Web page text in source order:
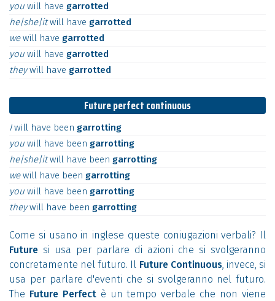
you will have garrotted
he|she|itwill have garrotted
wewill have garrotted
you will have garrotted
theywill have garrotted
Future perfect continuous
Iwill have been garrotting
you will have been garrotting
he|she|itwill have been garrotting
wewill have been garrotting
you will have been garrotting
theywill have been garrotting
Come si usano in inglese queste coniugazioni verbali? Il
Future si usa per parlare di azioni che si svolgeranno
concretamente nel futuro. Il Future Continuous, invece, si
usa per parlare d'eventi che si svolgeranno nel futuro.
The Future Perfectè un tempo verbale che non viene